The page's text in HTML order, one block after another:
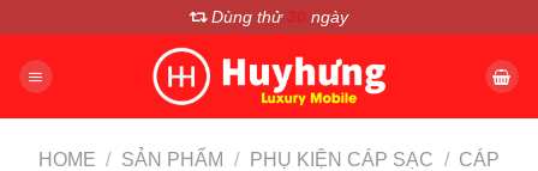
nội
Dùng thử 30 ngày
HOME / SẢN PHẨM / PHỤ KIỆN CÁP SẠC / CÁP